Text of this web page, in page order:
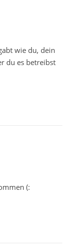
wie du, dein
du es betreibst
(: